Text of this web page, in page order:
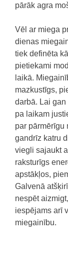
pārāk agra
Vēl ar miega
dienas
tiek definēta
pietiekami
laikā.
mazkustīgs,
darbā. Lai
pa laikam
par pārmērīgu
gandrīz katru
viegli sajaukt
raksturīgs
apstākļos,
Galvenā
nespēt
iespējams arī
miegainību.